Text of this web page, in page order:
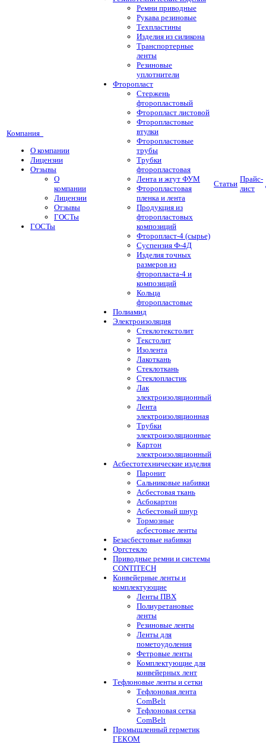
Компания
О компании
Лицензии
Отзывы
О
компании
Лицензии
Отзывы
ГОСТы
ГОСТы
Ремни приводные
Рукава резиновые
Техпластины
Изделия из силикона
Транспортерные
ленты
Резиновые
уплотнители
Фторопласт
Стержень
фторопластовый
Фторопласт листовой
Фторопластовые
втулки
Фторопластовые
трубы
Трубки
фторопластовая
Лента и жгут ФУМ
Фторопластовая
пленка и лента
Продукция из
фторопластовых
композиций
Фторопласт-4 (сырье)
Суспензия Ф-4Д
Изделия точных
размеров из
фторопласта-4 и
композиций
Кольца
фторопластовые
Полиамид
Электроизоляция
Стеклотекстолит
Текстолит
Изолента
Лакоткань
Стеклоткань
Стеклопластик
Лак
электроизоляционный
Лента
электроизоляционная
Трубки
электроизоляционные
Картон
электроизоляционный
Асбестотехнические изделия
Паронит
Сальниковые набивки
Асбестовая ткань
Асбокартон
Асбестовый шнур
Тормозные
асбестовые ленты
Безасбестовые набивки
Оргстекло
Приводные ремни и системы
CONTITECH
Конвейерные ленты и
комплектующие
Ленты ПВХ
Полиуретановые
ленты
Резиновые ленты
Ленты для
пометоудоления
Фетровые ленты
Комплектующие для
конвейерных лент
Тефлоновые ленты и сетки
Тефлоновая лента
ComBelt
Тефлоновая сетка
ComBelt
Промышленный герметик
ГЕКОМ
Статьи
Прайс-
лист